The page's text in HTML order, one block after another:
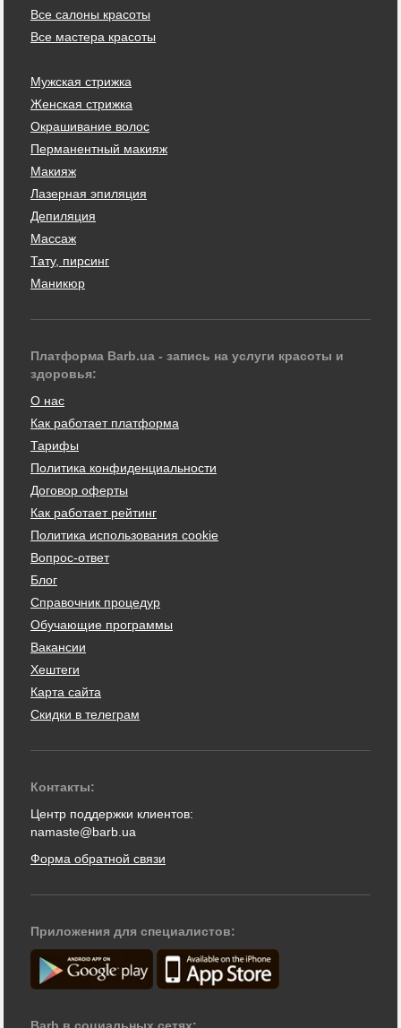
Все салоны красоты
Все мастера красоты
Мужская стрижка
Женская стрижка
Окрашивание волос
Перманентный макияж
Макияж
Лазерная эпиляция
Депиляция
Массаж
Тату, пирсинг
Маникюр
Платформа Barb.ua - запись на услуги красоты и
здоровья:
О нас
Как работает платформа
Тарифы
Политика конфиденциальности
Договор оферты
Как работает рейтинг
Политика использования cookie
Вопрос-ответ
Блог
Справочник процедур
Обучающие программы
Вакансии
Хештеги
Карта сайта
Скидки в телеграм
Контакты:
Центр поддержки клиентов:
namaste@barb.ua
Форма обратной связи
Приложения для специалистов:
Barb в социальных сетях: